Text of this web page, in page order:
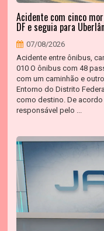
Acidente com cinco
DF e seguia para
07/08/2026
Acidente entre ônibus,
010 O ônibus com 48
com um caminhão e
Entorno do Distrito
como destino. De
responsável pelo ...